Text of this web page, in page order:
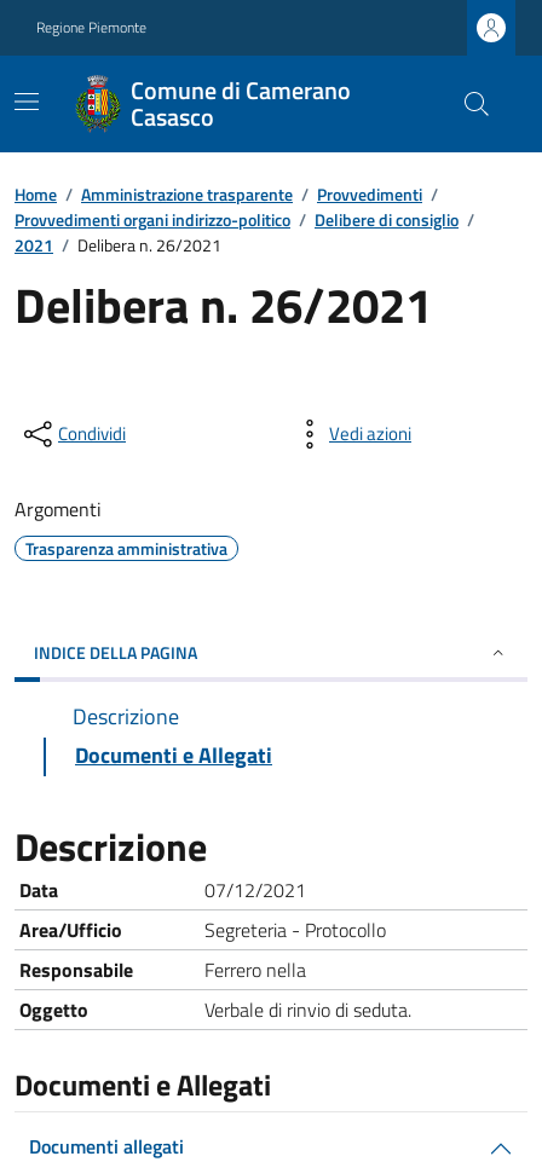
Regione Piemonte
Comune di Camerano
Casasco
Home / Amministrazione trasparente / Provvedimenti /
Provvedimenti organi indirizzo-politico / Delibere di consiglio /
2021 / Delibera n. 26/2021
Delibera n. 26/2021
Condividi Vedi azioni
Argomenti
Trasparenza amministrativa
INDICE DELLA PAGINA
Descrizione
Documenti e Allegati
Descrizione
Data
07/12/2021
Area/Ufficio
Segreteria - Protocollo
Responsabile
Ferrero nella
Oggetto
Verbale di rinvio di seduta.
Documenti e Allegati
Documenti allegati